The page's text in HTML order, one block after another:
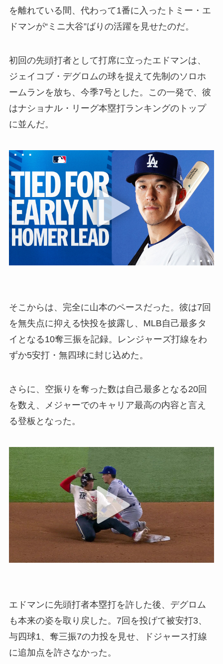
を離れている間、代わって1番に入ったトミー・エ
ドマンが“ミニ大谷”ばりの活躍を見せたのだ。
初回の先頭打者として打席に立ったエドマンは、
ジェイコブ・デグロムの球を捉えて先制のソロホ
ームランを放ち、今季7号とした。この一発で、彼
はナショナル・リーグ本塁打ランキングのトップ
に並んだ。
そこからは、完全に山本のペースだった。彼は7回
を無失点に抑える快投を披露し、MLB自己最多タ
イとなる10奪三振を記録。レンジャーズ打線をわ
ずか5安打・無四球に封じ込めた。
さらに、空振りを奪った数は自己最多となる20回
を数え、メジャーでのキャリア最高の内容と言え
る登板となった。
エドマンに先頭打者本塁打を許した後、デグロム
も本来の姿を取り戻した。7回を投げて被安打3、
与四球1、奪三振7の力投を見せ、ドジャース打線
に追加点を許さなかった。